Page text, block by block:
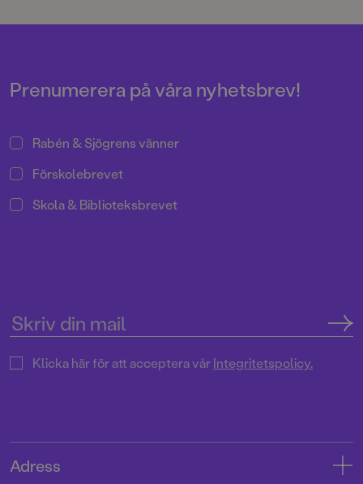
Lasse Sandbergs stora
Prenumerera på våra nyhetsbrev!
Rabén & Sjögrens vänner
Förskolebrevet
Skola & Biblioteksbrevet
Klicka här för att acceptera vårIntegritetspolicy.
Adress